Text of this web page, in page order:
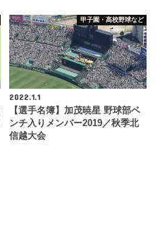
甲子園・高校野球など
2022.1.1
【選手名簿】加茂暁星 野球部ベ
ンチ入りメンバー2019／秋季北
信越大会